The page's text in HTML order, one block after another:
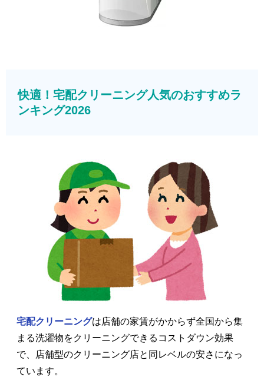
快適！宅配クリーニング人気のおすすめラ
ンキング2026
宅配クリーニングは店舗の家賃がかからず全国から集
まる洗濯物をクリーニングできるコストダウン効果
で、店舗型のクリーニング店と同レベルの安さになっ
ています。